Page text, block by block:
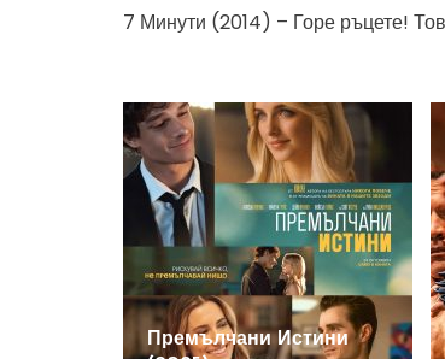
7 Минути (2014) – Горе ръцете!
Премълчани Истини